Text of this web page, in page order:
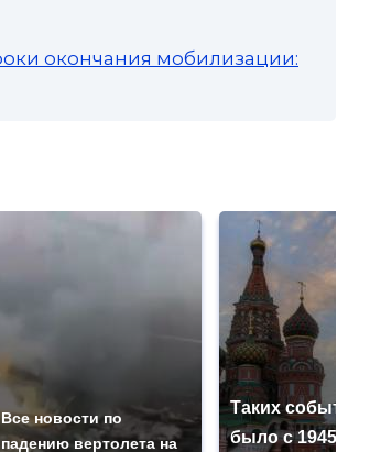
окончания мобилизации:
Все новости по
падению вертолета на
Таких событий не
было с 1945: чего